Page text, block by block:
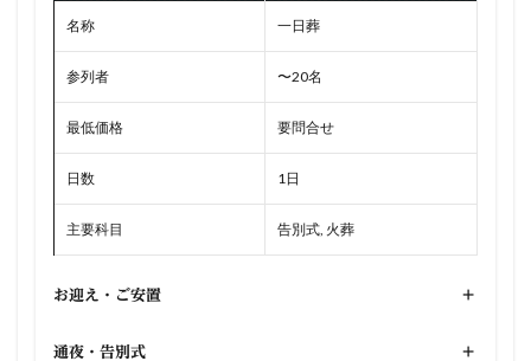
名称 一日葬
参列者 〜20名
最低価格 要問合せ
日数 1日
主要科目 告別式, 火葬
お迎え・ご安置 +
通夜・告別式 +